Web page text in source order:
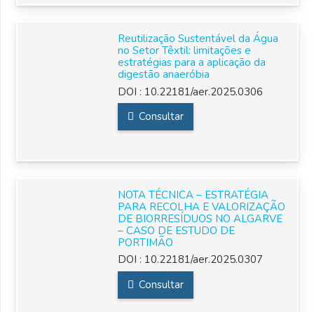
Reutilização Sustentável da Água
no Setor Têxtil: limitações e
estratégias para a aplicação da
digestão anaeróbia
DOI : 10.22181/aer.2025.0306
Consultar
NOTA TÉCNICA – ESTRATÉGIA
PARA RECOLHA E VALORIZAÇÃO
DE BIORRESÍDUOS NO ALGARVE
– CASO DE ESTUDO DE
PORTIMÃO
DOI : 10.22181/aer.2025.0307
Consultar